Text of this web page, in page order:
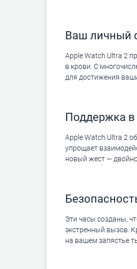
Ваш личный
Apple Watch Ultra 2
в крови. С
для достижения
Поддержка
Apple Watch Ultra 2
упрощает
новый жест —
Эти часы созданы,
экстренный вызов.
на вашем запястье